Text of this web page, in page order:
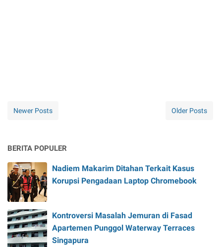
Newer Posts Older Posts
BERITA POPULER
Nadiem Makarim Ditahan Terkait Kasus
Korupsi Pengadaan Laptop Chromebook
Kontroversi Masalah Jemuran di Fasad
Apartemen Punggol Waterway Terraces
Singapura